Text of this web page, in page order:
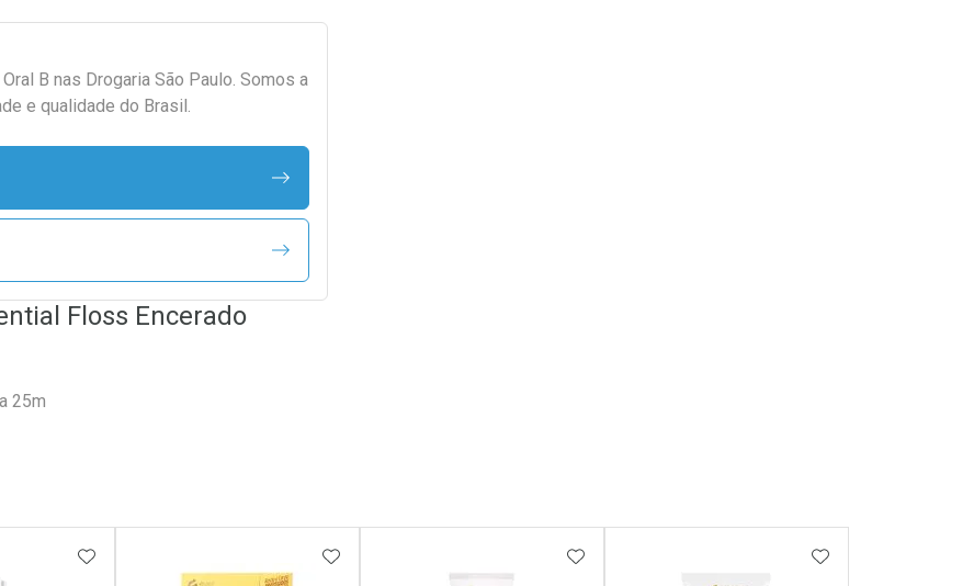
Oral B nas Drogaria São Paulo. Somos a
e qualidade do Brasil.
Floss Encerado
25m
ADICIONAR AOS FAVORITOSADICIONAR AOS FAVORITOSADICIONAR AOS FAVORITOSADICIONAR AOS